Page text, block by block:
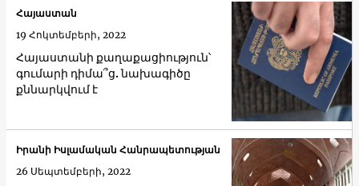
Հայաստանի քաղաքացիություն՝
գումարի դիմա՞ց. նախագիծը
քննարկվում է
Հայաստան
19 Հոկտեմբերի, 2022
Իրանի Իսլամական Հանրապետության
26 Սեպտեմբերի, 2022